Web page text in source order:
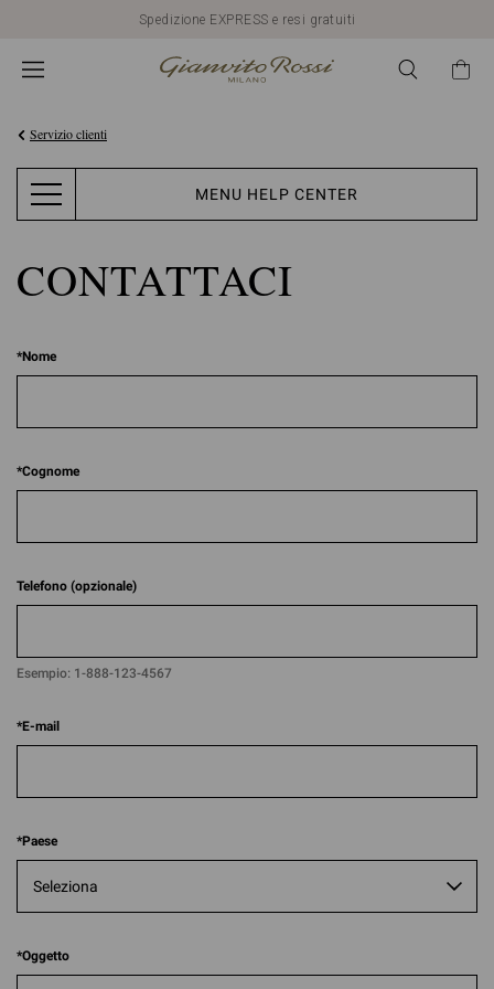
Spedizione EXPRESS e resi gratuiti
Servizio clienti
MENU HELP CENTER
CONTATTACI
*Nome
*Cognome
Telefono (opzionale)
Esempio: 1-888-123-4567​​
*E-mail
*Paese
*Oggetto